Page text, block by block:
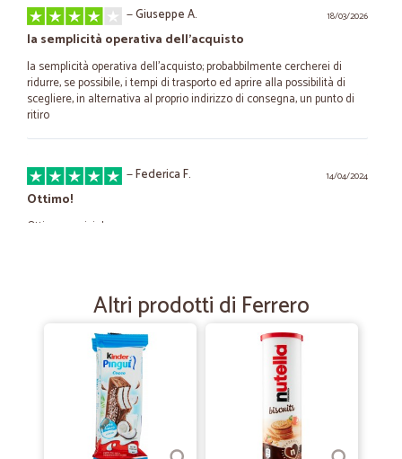
18/03/2026
—Giuseppe A.
la semplicità operativa dell'acquisto
la semplicità operativa dell'acquisto; probabbilmente cercherei di
ridurre, se possibile, i tempi di trasporto ed aprire alla possibilità di
scegliere, in alternativa al proprio indirizzo di consegna, un punto di
ritiro
14/04/2024
—Federica F.
Ottimo!
Ottimo servizio!
Buon Servizio.Vasta scelta di prodotti…
Buon Servizio.Vasta scelta di prodotti particolari. Spedizioni rapide
—Trustpilot
Al mio primo ordine e a parte il giorno…
Al mio primo ordine e a parte il giorno di ritardo nella consegna la
Altri prodotti di Ferrero